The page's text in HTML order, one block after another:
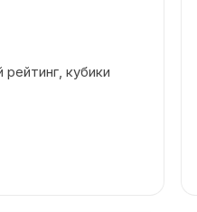
кубики